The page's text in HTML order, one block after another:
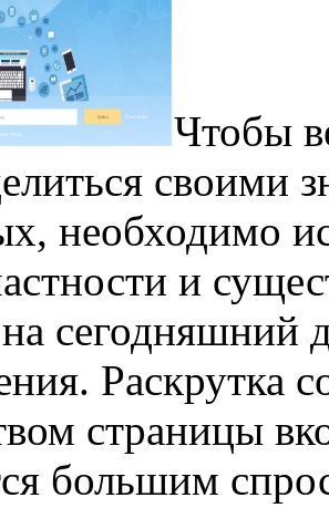
Чтобы
своими
необходимо
и
сегодняшний
Раскрутка
страницы
большим